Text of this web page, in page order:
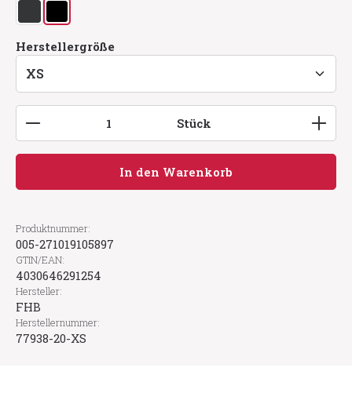
anthrazitschwarz
Herstellergröße
Produkt Anzahl: Gib den gewünschten Wert
Stück
In den Warenkorb
Produktnummer:
005-271019105897
GTIN/EAN:
4030646291254
Hersteller:
FHB
Herstellernummer:
77938-20-XS